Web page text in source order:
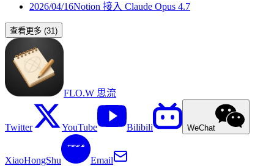
2026/04/16Notion 接入 Claude Opus 4.7
查看更多 (31)
FLO.W 思流
Twitter YouTube Bilibili WeChat
XiaoHongShu
Email